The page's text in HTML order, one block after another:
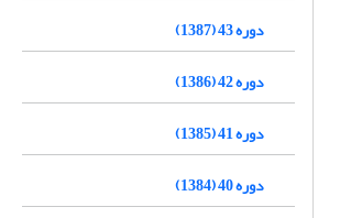
دوره 43 (1387)
دوره 42 (1386)
دوره 41 (1385)
دوره 40 (1384)